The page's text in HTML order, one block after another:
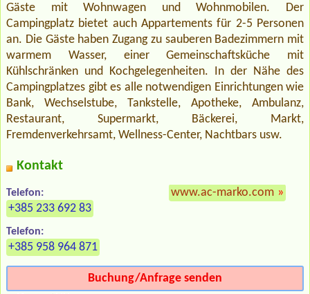
Gäste mit Wohnwagen und Wohnmobilen. Der
Campingplatz bietet auch Appartements für 2-5 Personen
an. Die Gäste haben Zugang zu sauberen Badezimmern mit
warmem Wasser, einer Gemeinschaftsküche mit
Kühlschränken und Kochgelegenheiten. In der Nähe des
Campingplatzes gibt es alle notwendigen Einrichtungen wie
Bank, Wechselstube, Tankstelle, Apotheke, Ambulanz,
Restaurant, Supermarkt, Bäckerei, Markt,
Fremdenverkehrsamt, Wellness-Center, Nachtbars usw.
Kontakt
Telefon:
+385 233 692 83
Telefon:
+385 958 964 871
www.ac-marko.com »
Buchung/Anfrage senden